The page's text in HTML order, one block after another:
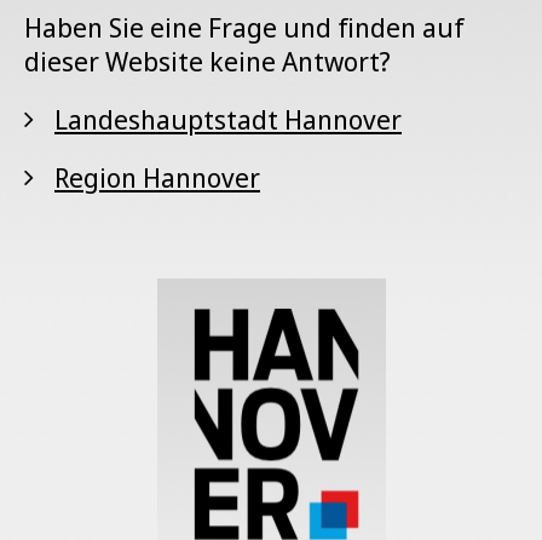
Haben Sie eine Frage und finden auf
dieser Website keine Antwort?
Landeshauptstadt Hannover
Region Hannover